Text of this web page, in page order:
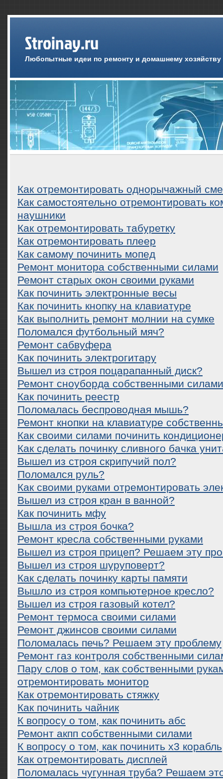
Stroinay.ru
Любопытные идеи по ремонту и домашнему хозяйству
Как отремонтировать однорычажный
Как самостоятельно отремонтировать
наушники
Как отремонтировать табуретку
Как отремонтировать плеер
Как самому починить мопед
Ремонт монитора собственными силами
Ремонт старых окон своими руками
Как починить электронные весы
Как починить кнопку на клавиатуре
Как выполнить ремонт молнии на сумке
Поломался футбольный мяч?
Ремонт сабвуфера
Как починить электрогитару
Вышел из строя поцарапанный диск?
Ремонт сноуборда собственными силами
Как починить реестр
Поломалась беспроводная мышь?
Ремонт кнопки на клавиатуре
Как своими силами починить
Как сделать починку сливного бачка
Вышел из строя скрипучий пол?
Поломался руль?
Как своими руками отремонтировать
Вышел из строя кран в ванной?
Как починить мфу
Вышла из строя бочка?
Ремонт кресла собственными руками
Вышел из строя прицеп? Решаем эту
Вышел из строя шуруповерт?
Как сделать починку карты памяти
Вышло из строя компьютерное кресло?
Вышел из строя газовый котел?
Ремонт термоса своими силами
Ремонт джинсов своими силами
Поломалась печь? Решаем эту проблему
Ремонт газ контроля собственными
Пару слов о том, как собственными
отремонтировать монитор
Как отремонтировать стяжку
Как починить чайник
К вопросу о том, как починить абс
Ремонт акпп собственными силами
К вопросу о том, как починить x3 корабль
Как отремонтировать дисплей
Поломалась чугунная труба? Решаем